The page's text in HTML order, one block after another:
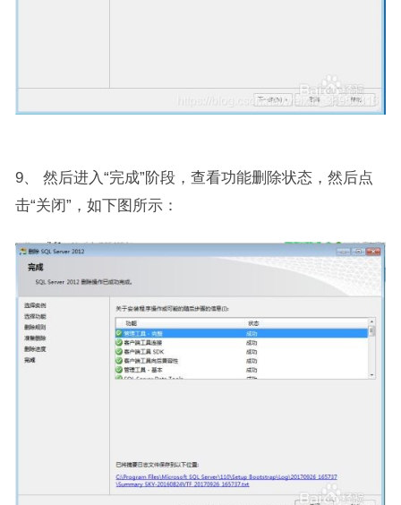
9、 然后进入“完成”阶段，查看功能删除状态，然后点
击“关闭”，如下图所示：